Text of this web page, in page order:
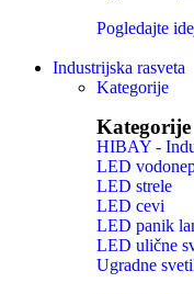
Pogledajte
Industrijska rasveta
Kategorije
Kategorije
HIBAY -
LED
LED strele
LED cevi
LED panik
LED ulične
Ugradne